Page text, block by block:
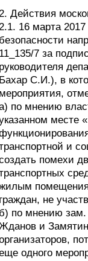
Действия
16 марта
безопасности
11_135/7 за
руководителя
Бахар С.И.), в
мероприятия,
по мнению
месте
и
помехи
граждан, не
б) по мнению
и Замятин
одного